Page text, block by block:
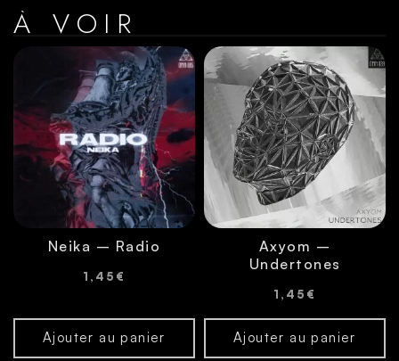
À VOIR
Neika – Radio
1,45 €
Ajouter au panier
Axyom –
Undertones
1,45 €
Ajouter au panier